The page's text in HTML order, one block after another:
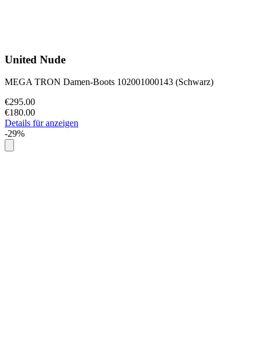
United Nude
MEGA TRON Damen-Boots 102001000143 (Schwarz)
€295.00
€180.00
Details für anzeigen
-29%